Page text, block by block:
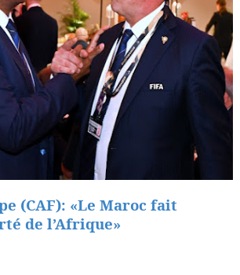
(CAF): «Le Maroc fait
de l’Afrique»